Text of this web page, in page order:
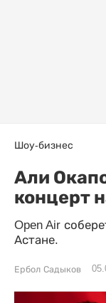
Шоу-бизнес
Али
концерт
Open Air
Астане.
Ербол Садыков